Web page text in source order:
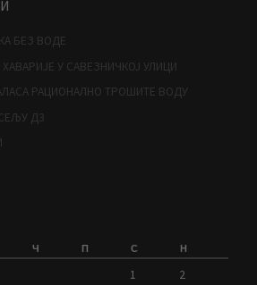
БЕЗ ВОДЕ
У САВЕЗНИЧКОЈ УЛИЦИ
РАЦИОНАЛНО ТРОШИТЕ ВОДУ
Д3
Ч П С Н
1 2